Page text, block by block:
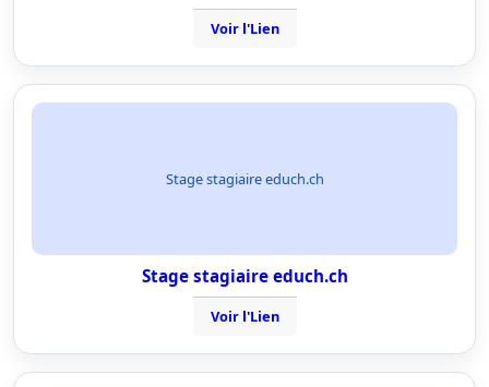
Voir l'Lien
Stage stagiaire educh.ch
Stage stagiaire educh.ch
Voir l'Lien